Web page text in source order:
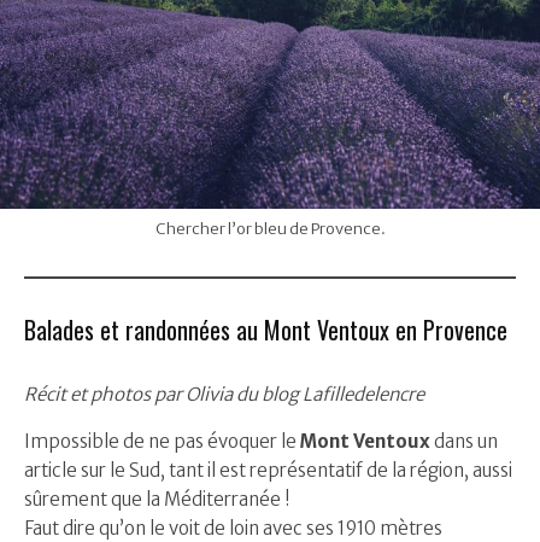
Chercher l’or bleu de Provence.
Balades et randonnées au Mont Ventoux en Provence
Récit et photos par Olivia du blog Lafilledelencre
Impossible de ne pas évoquer le Mont Ventouxdans un
article sur le Sud, tant il est représentatif de la région, aussi
sûrement que la Méditerranée !
Faut dire qu’on le voit de loin avec ses 1910 mètres